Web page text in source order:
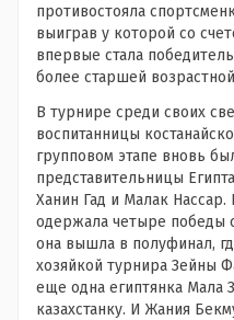
противостояла
выиграв у которой со
впервые стала
более старшей
В турнире среди своих
воспитанницы
групповом этапе вновь
представительницы
Ханин Гад и Малак
одержала четыре победы
она вышла в полуфинал,
хозяйкой турнира Зейны
еще одна египтянка Мала
казахстанку. И Жания